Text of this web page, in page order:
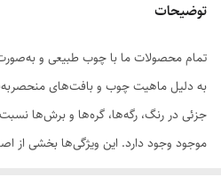
توضیحات
تمام محصولات ما با چوب طبیعی و
به دلیل ماهیت چوب و بافت‌های
جزئی در رنگ، رگه‌ها، گره‌ها و برش‌ها نسبت
موجود وجود دارد. این ویژگی‌ها بخشی